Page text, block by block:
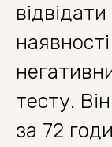
тесту.
за 72